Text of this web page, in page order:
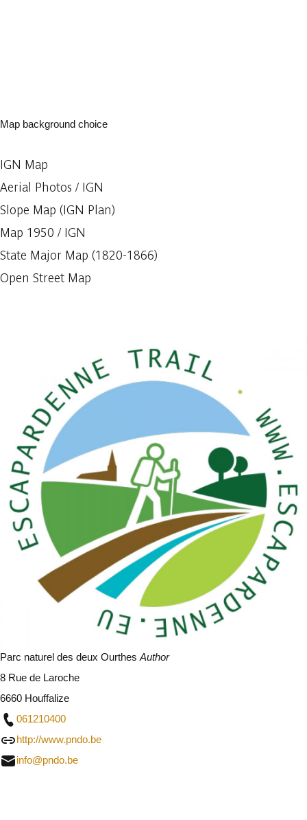
Map background choice
IGN Map
Aerial Photos / IGN
Slope Map (IGN Plan)
Map 1950 / IGN
State Major Map (1820-1866)
Open Street Map
Parc naturel des deux OurthesAuthor
8 Rue de Laroche
6660 Houffalize
061210400
http://www.pndo.be
info@pndo.be